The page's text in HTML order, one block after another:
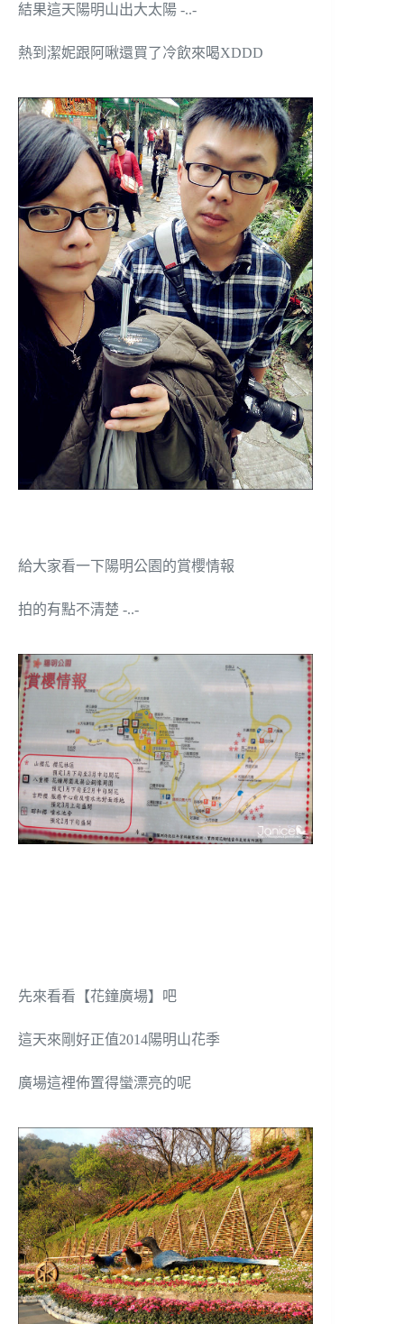
結果這天陽明山出大太陽 -..-
熱到潔妮跟阿啾還買了冷飲來喝XDDD
給大家看一下陽明公園的賞櫻情報
拍的有點不清楚 -..-
先來看看【花鐘廣場】吧
這天來剛好正值2014陽明山花季
廣場這裡佈置得蠻漂亮的呢